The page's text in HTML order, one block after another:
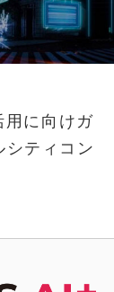
用に向けガ
シティコン